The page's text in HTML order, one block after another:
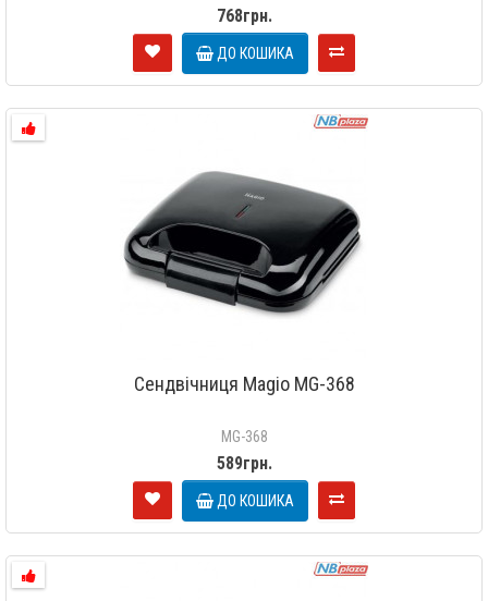
768грн.
ДО КОШИКА
Сендвічниця Magio MG-368
MG-368
589грн.
ДО КОШИКА